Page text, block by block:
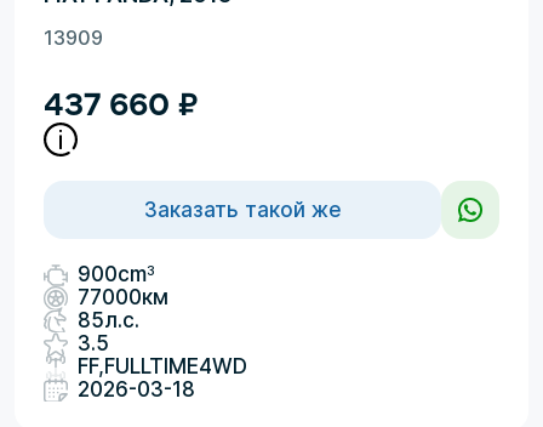
13909
437 660 ₽
Заказать такой же
900cm3
77000км
85л.с.
3.5
FF,FULLTIME4WD
2026-03-18